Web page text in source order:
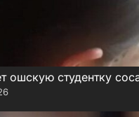
ошскую студентку